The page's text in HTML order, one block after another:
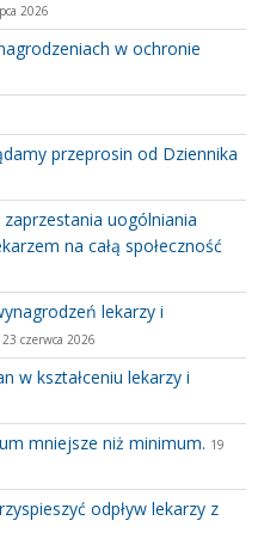
2026
w ochronie
przeprosin od Dziennika
uogólniania
na całą społeczność
lekarzy i
23 czerwca 2026
w kształceniu lekarzy i
mniejsze niż minimum. 19
odpływ lekarzy z